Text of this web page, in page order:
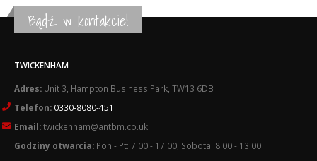
Bądź w kontakcie!
TWICKENHAM
Adres: Unit 3, Hampton Business Park, TW13 6DB
Telefon: 0330-8080-451
Email:twickenham@antbm.co.uk
Godziny otwarcia: Pon - Pt: 7:00 - 17:00; Sobota: 8:00 - 13:00